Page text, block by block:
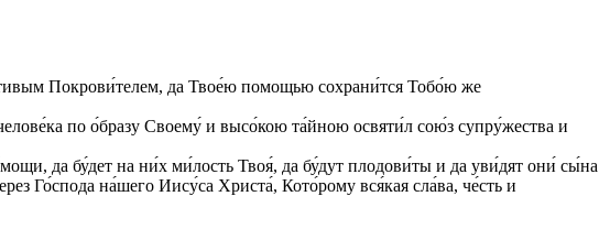
Покрови́телем, да Твое́ю помощью сохрани́тся Тобо́ю же
по о́бразу Своему́ и высо́кою та́йною освяти́л сою́з супру́жества и
да бу́дет на ни́х ми́лость Твоя́, да бу́дут плодови́ты и да уви́дят они́ сы́на
Го́спода на́шего Иису́са Христа́, Кото́рому вся́кая сла́ва, че́сть и